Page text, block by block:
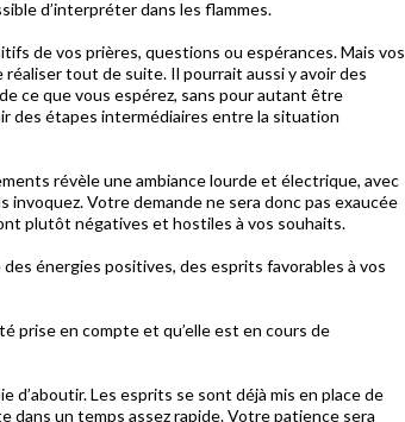
d’interpréter dans les flammes.
de vos prières, questions ou espérances. Mais vos
tout de suite. Il pourrait aussi y avoir des
ce que vous espérez, sans pour autant être
des étapes intermédiaires entre la situation
révèle une ambiance lourde et électrique, avec
Votre demande ne sera donc pas exaucée
plutôt négatives et hostiles à vos souhaits.
énergies positives, des esprits favorables à vos
prise en compte et qu’elle est en cours de
Les esprits se sont déjà mis en place de
dans un temps assez rapide. Votre patience sera